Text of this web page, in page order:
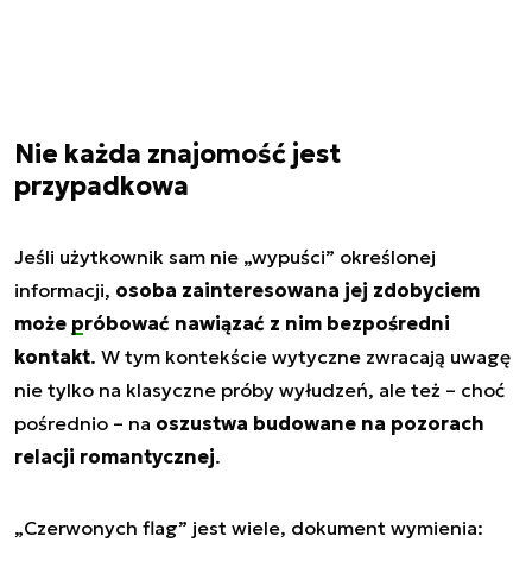
Nie każda znajomość jest
przypadkowa
Jeśli użytkownik sam nie „wypuści” określonej
informacji, osoba zainteresowana jej zdobyciem
może próbować nawiązać z nim bezpośredni
kontakt. W tym kontekście wytyczne zwracają uwagę
nie tylko na klasyczne próby wyłudzeń, ale też – choć
pośrednio – na oszustwa budowane na pozorach
relacji romantycznej.
„Czerwonych flag” jest wiele, dokument wymienia: